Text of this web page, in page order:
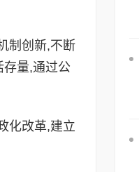
制创新,不断
量,通过公
化改革,建立